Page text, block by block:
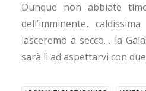
Dunque non abbiate
dell’imminente,
lasceremo a secco… la
sarà lì ad aspettarvi con